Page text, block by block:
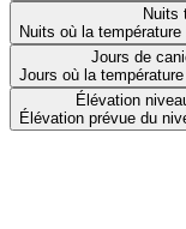
Nuits
Nuits où la
Jours de
Jours où la
Élévation
Élévation prévue du